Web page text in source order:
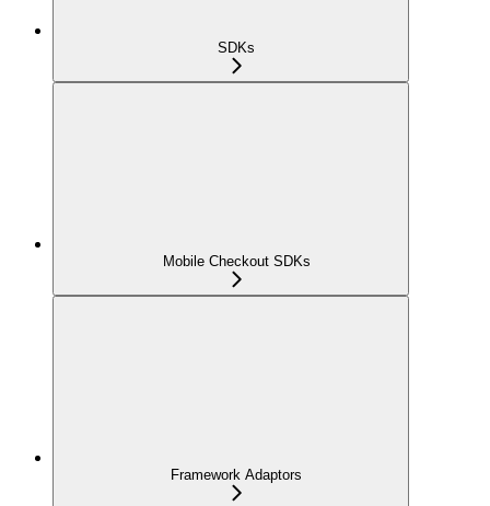
SDKs
Mobile Checkout SDKs
Framework Adaptors